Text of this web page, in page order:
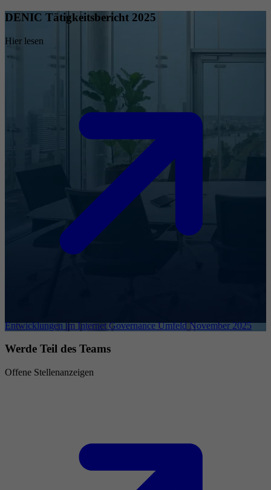
DENIC Tätigkeitsbericht 2025
Hier lesen
Entwicklungen im Internet Governance Umfeld November 2025
Werde Teil des Teams
Offene Stellenanzeigen